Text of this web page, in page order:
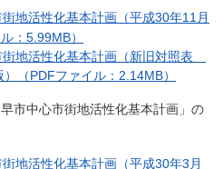
地活性化基本計画（平成30年11月
：5.99MB）
地活性化基本計画（新旧対照表
（PDFファイル：2.14MB）
市中心市街地活性化基本計画」の
地活性化基本計画（平成30年3月